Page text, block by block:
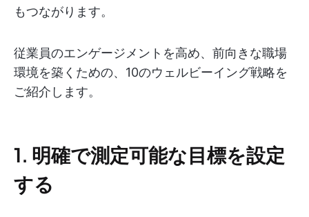
もつながります。
従業員のエンゲージメントを高め、前向きな職場
環境を築くための、10のウェルビーイング戦略を
ご紹介します。
1. 明確で測定可能な目標を設定
する